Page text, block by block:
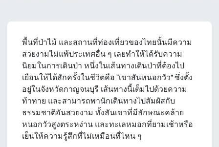
พื้นที่ป่าไม้ และสถานที่ท่องเที่ยวของไทยนั้นมีความ
สวยงามไม่แพ้ประเทศอื่น ๆ เลยทำให้ได้รับความ
นิยมในการเดินป่า หนึ่งในเส้นทางเดินป่าที่ต้องไป
เยือนให้ได้สักครั้งในชีวิตคือ “เขาสันหนอกวัว” ซึ่งตั้ง
อยู่ในจังหวัดกาญจนบุรี เส้นทางนี้เต็มไปด้วยความ
ท้าทาย และสามารถพานักเดินทางไปสัมผัสกับ
ธรรมชาติอันสวยงาม ทั้งสันเขาที่มีลักษณะคล้าย
หนอกวัวสูงตระหง่าน และทะเลหมอกที่ยามเช้าหรือ
เย็นให้ความรู้สึกที่ไม่เหมือนที่ไหน ๆ